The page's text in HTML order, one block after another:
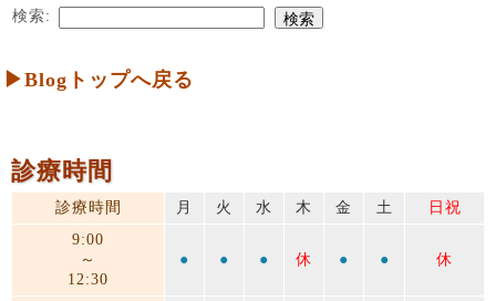
検索:
▶Blogトップへ戻る
診療時間
診療時間 月 火 水 木 金 土
日祝
9:00
～
12:30
● ● ● 休 ● ● 休